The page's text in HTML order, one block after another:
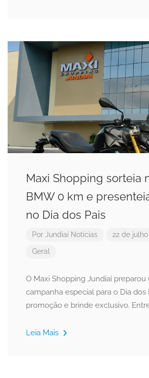
Maxi Shopping sorteia
BMW 0 km e
no Dia dos Pais
Por Jundiaí Notícias 22 de
Geral
O Maxi Shopping Jundiaí preparou
campanha especial para o Dia dos
promoção e brinde exclusivo.
Leia Mais